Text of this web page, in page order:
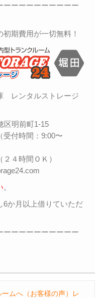
ーーーーーーーーーー
期費用が一切無料！
レンタルストレージ
区明前町1-15
受付時間：9:00〜
４時間ＯＫ）
。
6か月以上借りていただ
ーーーーーーーーーー
ムへ（お客様の声）レ